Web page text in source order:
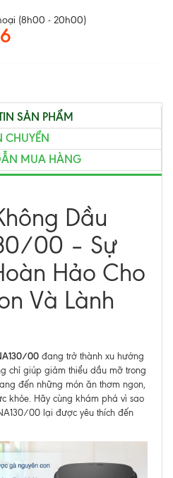
(8h00 - 20h00)
SẢN PHẨM
CHUYỂN
MUA HÀNG
Dầu
00 – Sự
Hảo Cho
Và Lành
00 đang trở thành xu hướng
chỉ giúp giảm thiểu dầu mỡ trong
đến những món ăn thơm ngon,
khỏe. Hãy cùng khám phá vì sao
00 lại được yêu thích đến